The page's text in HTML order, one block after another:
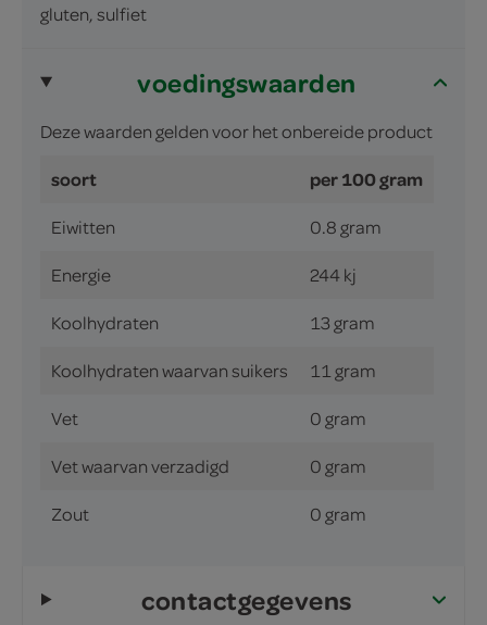
gluten, sulfiet
voedingswaarden
Deze waarden gelden voor het onbereide product
soort per 100 gram
Eiwitten 0.8 gram
Energie 244 kj
Koolhydraten 13 gram
Koolhydraten waarvan suikers 11 gram
Vet 0 gram
Vet waarvan verzadigd 0 gram
Zout 0 gram
contactgegevens